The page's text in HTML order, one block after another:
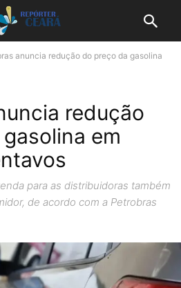
anuncia redução do preço da gasolina
redução
em
para as distribuidoras também
de acordo com a Petrobras